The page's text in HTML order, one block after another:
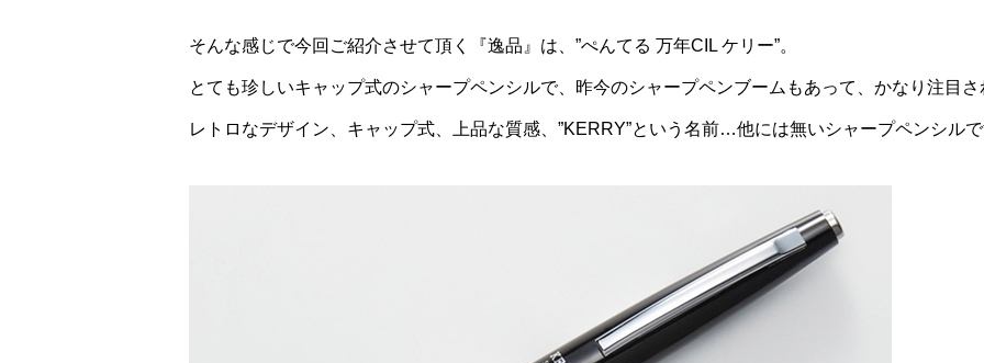
そんな感じで今回ご紹介させて頂く『逸品』は、”ぺんてる 万年CIL ケリー”。
とても珍しいキャップ式のシャープペンシルで、昨今のシャープペンブームもあって、かなり注目
レトロなデザイン、キャップ式、上品な質感、”KERRY”という名前…他には無いシャープペンシル